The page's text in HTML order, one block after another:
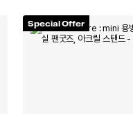
Special Offer